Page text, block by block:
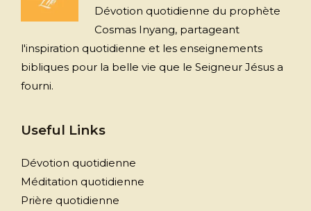
Dévotion quotidienne du prophète
Cosmas Inyang, partageant
l'inspiration quotidienne et les enseignements
bibliques pour la belle vie que le Seigneur Jésus a
fourni.
Useful Links
Dévotion quotidienne
Méditation quotidienne
Prière quotidienne